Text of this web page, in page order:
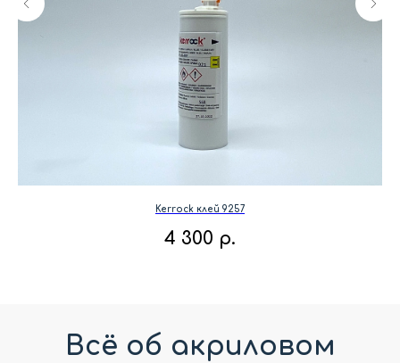
Kerrock клей 9257
4 300 р.
Всё об акриловом